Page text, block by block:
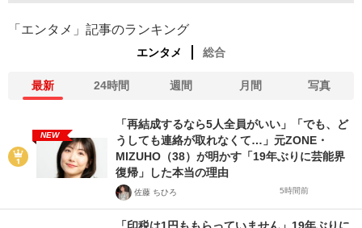
「エンタメ」記事のランキング
エンタメ 総合
最新 24時間 週間 月間 写真
NEW
「再結成するなら5人全員がいい」「でも、ど
うしても連絡が取れなくて…」元ZONE・
MIZUHO（38）が明かす「19年ぶりに芸能界
復帰」した本当の理由
佐藤 ちひろ 5時間前
「印税は1円ももらっていません」19年ぶりに